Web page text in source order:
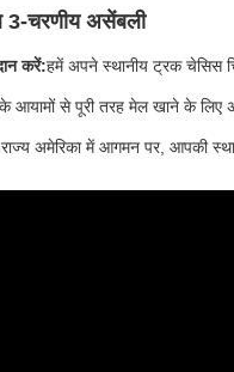
चरणीय असेंबली
करें:हमें अपने स्थानीय ट्रक चेसिस
आयामों से पूरी तरह मेल खाने के लिए
अमेरिका में आगमन पर, आपकी